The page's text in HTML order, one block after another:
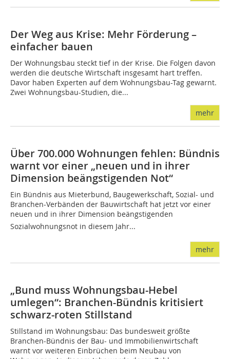
Der Weg aus Krise: Mehr Förderung –
einfacher bauen
Der Wohnungsbau steckt tief in der Krise. Die Folgen davon
werden die deutsche Wirtschaft insgesamt hart treffen.
Davor haben Experten auf dem Wohnungsbau-Tag gewarnt.
Zwei Wohnungsbau-Studien, die...
mehr
Über 700.000 Wohnungen fehlen: Bündnis
warnt vor einer „neuen und in ihrer
Dimension beängstigenden Not“
Ein Bündnis aus Mieterbund, Baugewerkschaft, Sozial- und
Branchen-Verbänden der Bauwirtschaft hat jetzt vor einer
neuen und in ihrer Dimension beängstigenden
Sozialwohnungsnot in diesem Jahr...
mehr
„Bund muss Wohnungsbau-Hebel
umlegen“: Branchen-Bündnis kritisiert
schwarz-roten Stillstand
Stillstand im Wohnungsbau: Das bundesweit größte
Branchen-Bündnis der Bau- und Immobilienwirtschaft
warnt vor weiteren Einbrüchen beim Neubau von